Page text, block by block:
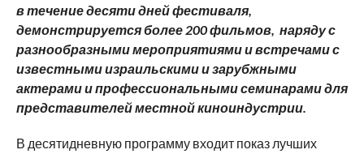
в течение десяти дней фестиваля,
демонстрируется более 200 фильмов, наряду с
разнообразными мероприятиями и встречами с
известными израильскими и зарубжными
актерами и профессиональными семинарами для
представителей местной киноиндустрии.
В десятидневную программу входит показ лучших